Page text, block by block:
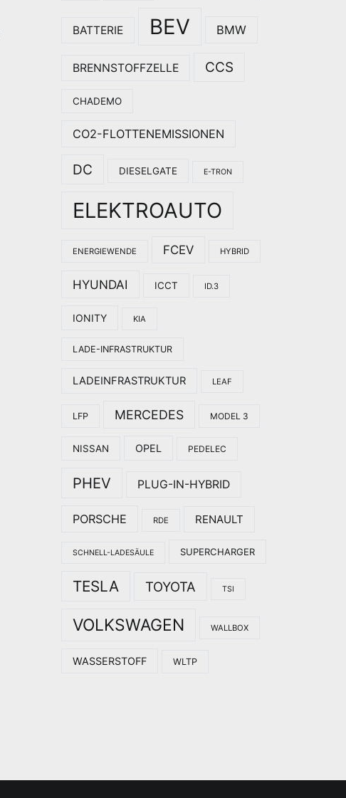
BATTERIE BEV BMW
BRENNSTOFFZELLE CCS
CHADEMO
CO2-FLOTTENEMISSIONEN
DC DIESELGATE E-TRON
ELEKTROAUTO
ENERGIEWENDE FCEV HYBRID
HYUNDAI ICCT ID.3
IONITY KIA
LADE-INFRASTRUKTUR
LADEINFRASTRUKTUR LEAF
LFP MERCEDES MODEL 3
NISSAN OPEL PEDELEC
PHEV PLUG-IN-HYBRID
PORSCHE RDE RENAULT
SCHNELL-LADESÄULE SUPERCHARGER
TESLA TOYOTA TSI
VOLKSWAGEN WALLBOX
WASSERSTOFF WLTP